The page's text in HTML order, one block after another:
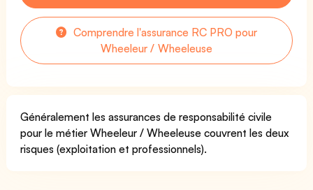
Comprendre l'assurance RC PRO pour
Wheeleur / Wheeleuse
Généralement les assurances de responsabilité civile
pour le métier Wheeleur / Wheeleuse couvrent les deux
risques (exploitation et professionnels).